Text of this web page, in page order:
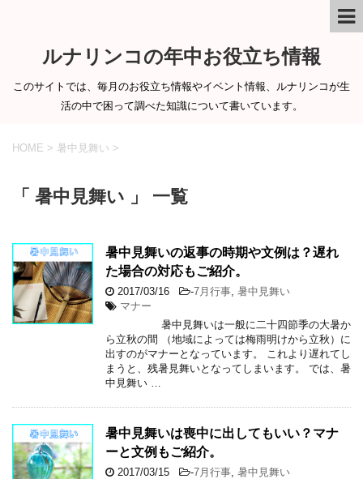
ルナリンコの年中お役立ち情報
このサイトでは、毎月のお役立ち情報やイベント情報、ルナリンコが生
活の中で困って調べた知識について書いています。
HOME > 暑中見舞い >
「 暑中見舞い 」 一覧
暑中見舞いの返事の時期や文例は？遅れ
た場合の対応もご紹介。
2017/03/16 -7月行事 暑中見舞い
マナー
暑中見舞いは一般に二十四節季の大暑か
ら立秋の間 （地域によっては梅雨明けから立秋）に
出すのがマナーとなっています。 これより遅れてし
まうと、残暑見舞いとなってしまいます。 では、暑
中見舞い …
暑中見舞いは喪中に出してもいい？マナ
ーと文例もご紹介。
2017/03/15 -7月行事 暑中見舞い